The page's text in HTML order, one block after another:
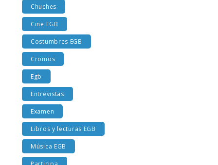
Chuches
Cine EGB
Costumbres EGB
Cromos
Egb
Entrevistas
Examen
Libros y lecturas EGB
Música EGB